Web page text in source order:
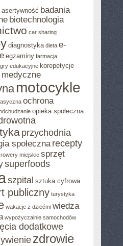
asertywność badania
biotechnologia
car sharing
diagnostyka dieta e-
egzaminy farmacja
gry edukacyjne korepetycje
medyczne
motocykle
ochrona
opieka społeczna
przychodnia
społeczna recepty
rowery miejskie sprzęt
superfoods
szpital sztuka cyfrowa
publiczny turystyka
wakacje z dziećmi wiedza
wypożyczalnie samochodów
dodatkowe
zdrowie